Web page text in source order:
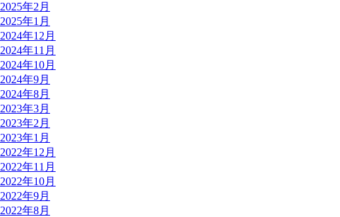
2025年2月
2025年1月
2024年12月
2024年11月
2024年10月
2024年9月
2024年8月
2023年3月
2023年2月
2023年1月
2022年12月
2022年11月
2022年10月
2022年9月
2022年8月